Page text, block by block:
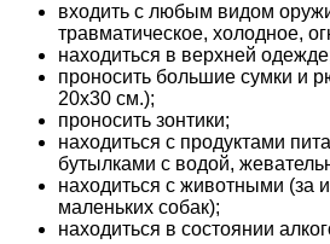
входить с любым видом
травматическое, холодное,
находиться в верхней
проносить большие сумки и
20х30 см.);
проносить зонтики;
находиться с продуктами
бутылками с водой,
находиться с животными (за
маленьких собак);
находиться в состоянии